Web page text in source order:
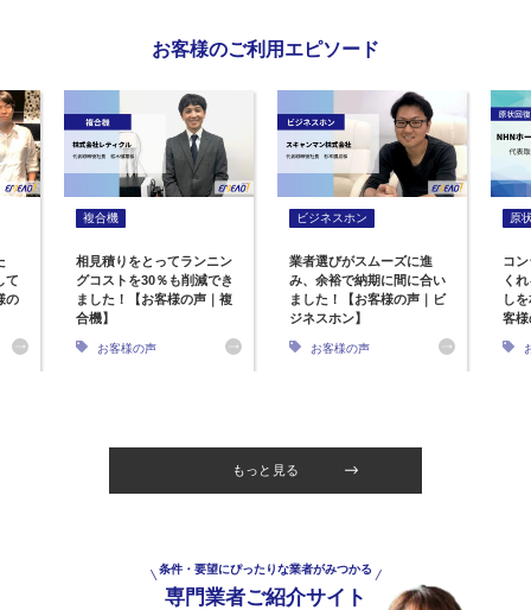
お客様のご利用エピソード
て
の
複合機
相見積りをとってランニン
グコストを30％も削減でき
ました！【お客様の声｜複
合機】
お客様の声
ビジネスホン
業者選びがスムーズに進
み、余裕で納期に間に合い
ました！【お客様の声｜ビ
ジネスホン】
お客様の声
原
コ
く
し
客
もっと見る
条件・要望にぴったりな業者がみつかる
専門業者ご紹介サイト